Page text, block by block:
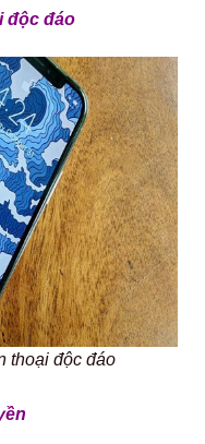
độc đáo
thoại độc đáo